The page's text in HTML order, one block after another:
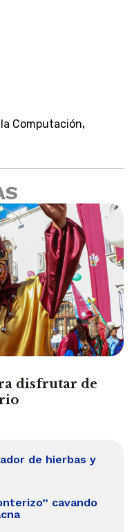
Computación,
disfrutar de
de hierbas y
cavando